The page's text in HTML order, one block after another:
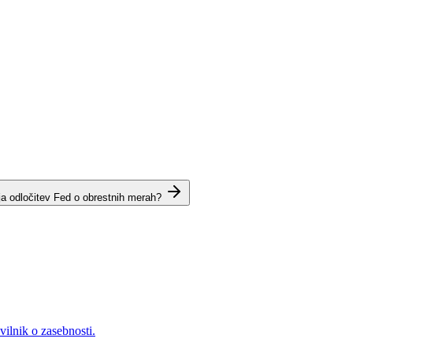
odločitev Fed o obrestnih merah?
o zasebnosti.